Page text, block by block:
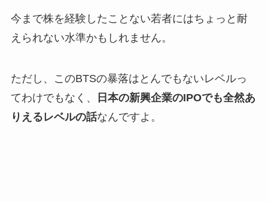
今まで株を経験したことない若者にはちょっと耐
えられない水準かもしれません。
ただし、このBTSの暴落はとんでもないレベルっ
てわけでもなく、
日本の新興企業のIPOでも全然あ
りえるレベルの話なんですよ。